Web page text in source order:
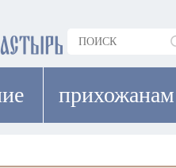
прихожанам